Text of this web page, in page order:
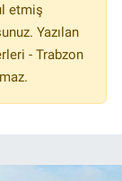
etmiş
Yazılan
- Trabzon